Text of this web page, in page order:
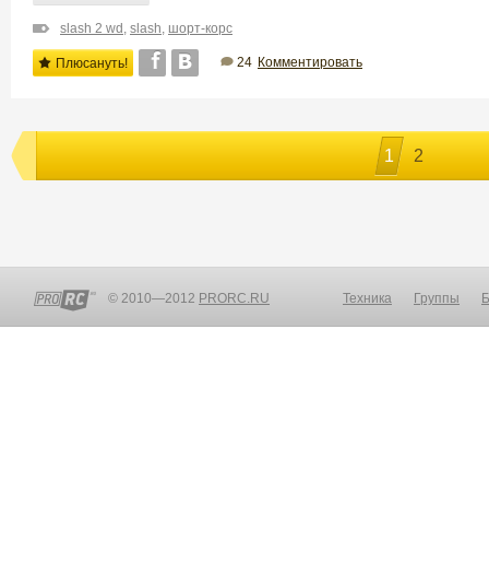
slash 2 wd , slash, шорт-корс
Плюсануть! 24 Комментировать
1 2
© 2010—2012 PRORC.RU Техника Группы